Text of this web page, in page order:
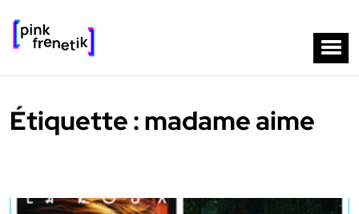
Étiquette :madame aime